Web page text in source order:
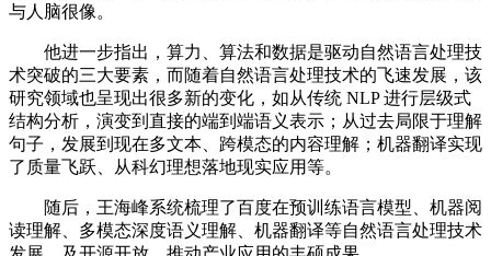
与人脑很像。
他进一步指出，算力、算法和数据是驱动自然语言处理技
术突破的三大要素，而随着自然语言处理技术的飞速发展，该
研究领域也呈现出很多新的变化，如从传统 NLP 进行层级式
结构分析，演变到直接的端到端语义表示；从过去局限于理解
句子，发展到现在多文本、跨模态的内容理解；机器翻译实现
了质量飞跃、从科幻理想落地现实应用等。
随后，王海峰系统梳理了百度在预训练语言模型、机器阅
读理解、多模态深度语义理解、机器翻译等自然语言处理技术